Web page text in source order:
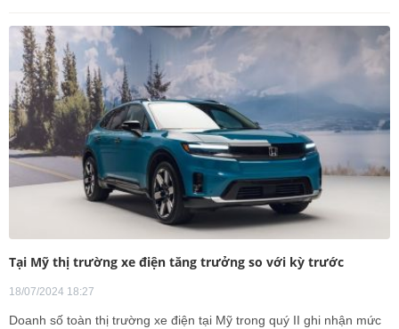
Tại Mỹ thị trường xe điện tăng trưởng so với kỳ trước
18/07/2024 18:27
Doanh số toàn thị trường xe điện tại Mỹ trong quý II ghi nhận mức